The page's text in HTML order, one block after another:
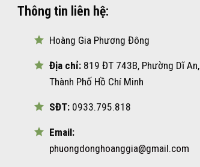
Thông tin liên hệ:
Hoàng Gia Phương Đông
Địa chỉ:819 ĐT 743B, Phường Dĩ An,
Thành Phố Hồ Chí Minh
SĐT:0933.795.818
Email:
phuongdonghoanggia@gmail.com